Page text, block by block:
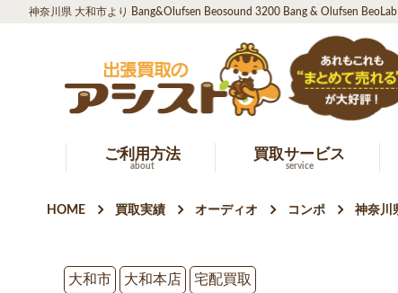
神奈川県 大和市より Bang&Olufsen Beosound 3200 Bang & Olufsen
ご利用方法
about
買取サービス
service
HOME 買取実績 オーディオ コンポ 神奈川
大和市
大和本店 宅配買取